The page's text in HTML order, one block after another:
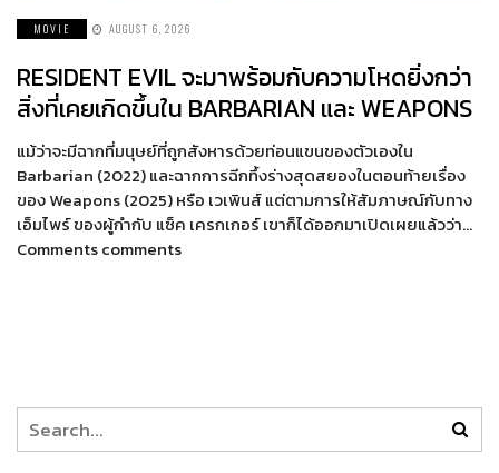
MOVIE AUGUST 6, 2026
RESIDENT EVIL จะมาพร้อมกับความโหดยิ่งกว่า
สิ่งที่เคยเกิดขึ้นใน BARBARIAN และ WEAPONS
แม้ว่าจะมีฉากที่มนุษย์ที่ถูกสังหารด้วยท่อนแขนของตัวเองใน
Barbarian (2022) และฉากการฉีกทึ้งร่างสุดสยองในตอนท้ายเรื่อง
ของ Weapons (2025) หรือ เวเพินส์ แต่ตามการให้สัมภาษณ์กับทาง
เอ็มไพร์ ของผู้กำกับ แซ็ค เครกเกอร์ เขาก็ได้ออกมาเปิดเผยแล้วว่า…
Comments comments